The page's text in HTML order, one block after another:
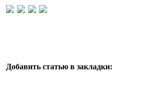
Добавить статью в закладки: